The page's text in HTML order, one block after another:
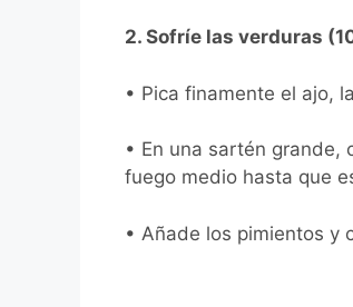
2. Sofríe las verduras
• Pica finamente el ajo,
• En una sartén grande,
fuego medio hasta que
• Añade los pimientos y